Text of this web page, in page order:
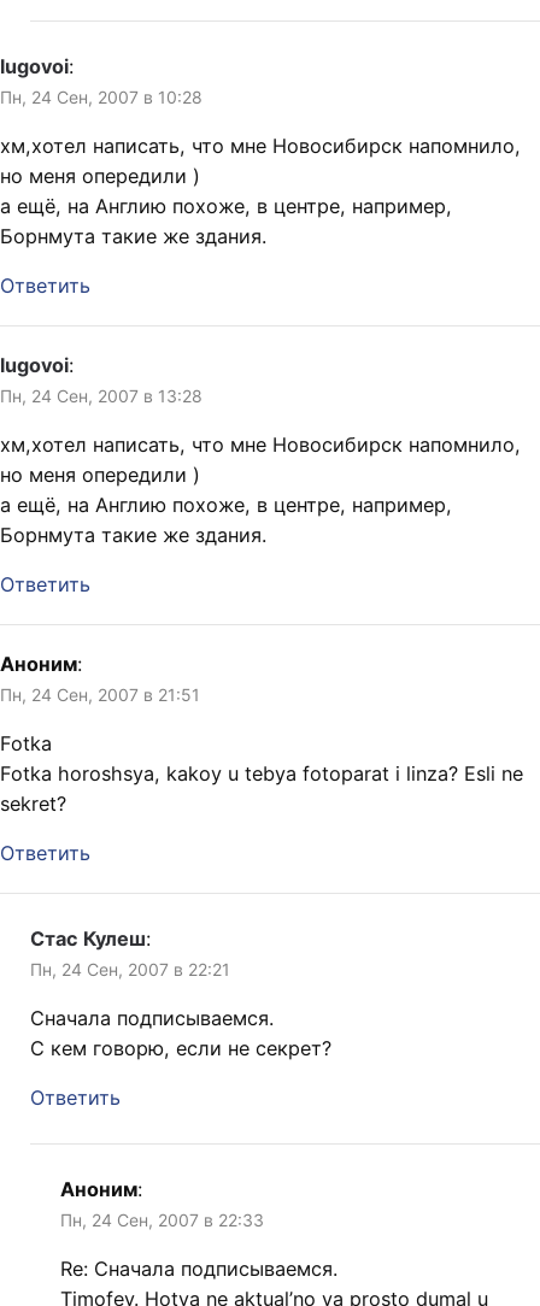
lugovoi:
Пн, 24 Сен, 2007 в 10:28
хм,хотел написать, что мне Новосибирск напомнило,
но меня опередили )
а ещё, на Англию похоже, в центре, например,
Борнмута такие же здания.
Ответить
lugovoi:
Пн, 24 Сен, 2007 в 13:28
хм,хотел написать, что мне Новосибирск напомнило,
но меня опередили )
а ещё, на Англию похоже, в центре, например,
Борнмута такие же здания.
Ответить
Аноним:
Пн, 24 Сен, 2007 в 21:51
Fotka
Fotka horoshsya, kakoy u tebya fotoparat i linza? Esli ne
sekret?
Ответить
Стас Кулеш:
Пн, 24 Сен, 2007 в 22:21
Сначала подписываемся.
C кем говорю, если не секрет?
Ответить
Аноним:
Пн, 24 Сен, 2007 в 22:33
Re: Сначала подписываемся.
Timofey. Hotya ne aktual’no ya prosto dumal u